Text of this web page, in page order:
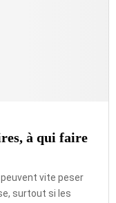
à qui faire
peuvent vite peser
surtout si les